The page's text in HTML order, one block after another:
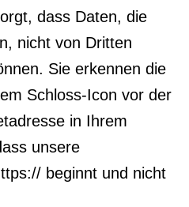
dass Daten, die
nicht von Dritten
Sie erkennen die
Schloss-Icon vor der
in Ihrem
unsere
beginnt und nicht